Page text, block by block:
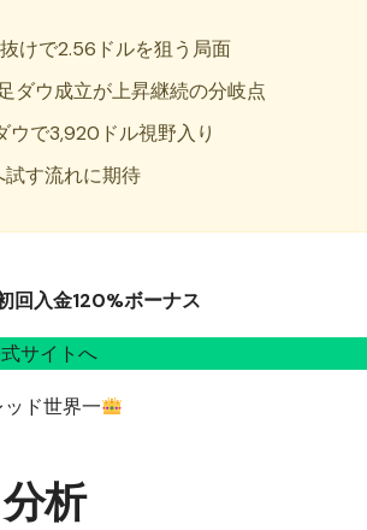
けで2.56ドルを狙う局面
ダウ成立が上昇継続の分岐点
ウで3,920ドル視野入り
試す流れに期待
回入金120%ボーナス
サイトへ
ド世界一
析